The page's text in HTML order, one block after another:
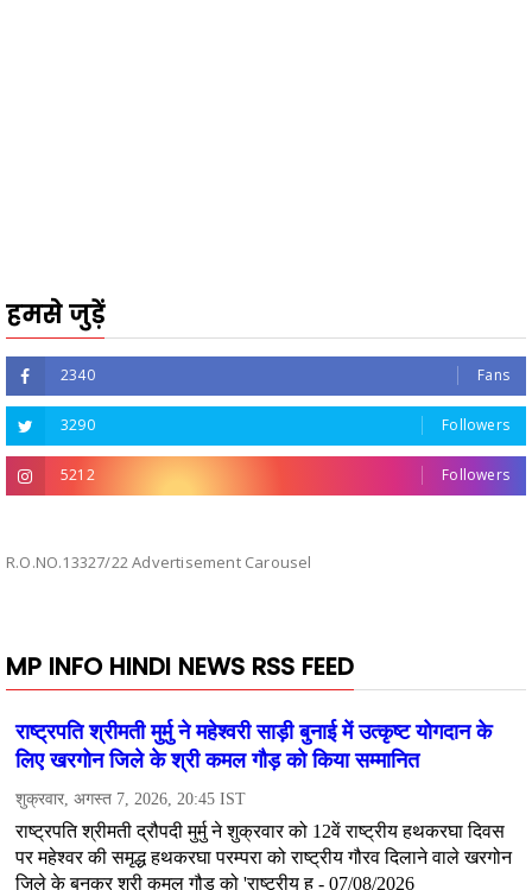
हमसे जुड़ें
2340 Fans
3290 Followers
5212 Followers
R.O.NO.13327/22 Advertisement Carousel
MP INFO HINDI NEWS RSS FEED